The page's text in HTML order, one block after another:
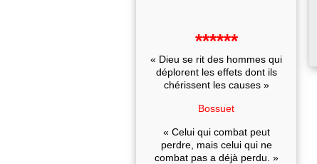
******
« Dieu se rit des hommes qui
déplorent les effets dont ils
chérissent les causes »
Bossuet
« Celui qui combat peut
perdre, mais celui qui ne
combat pas a déjà perdu. »